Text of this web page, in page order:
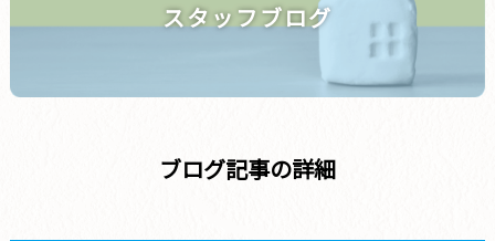
スタッフブログ
ブログ記事の詳細